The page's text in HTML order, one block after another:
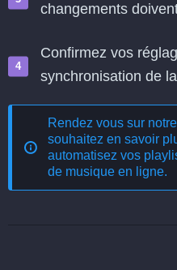
changements
Confirmez vos
synchronisation de
Rendez vous sur
souhaitez en savoir
automatisez vos
de musique en ligne.